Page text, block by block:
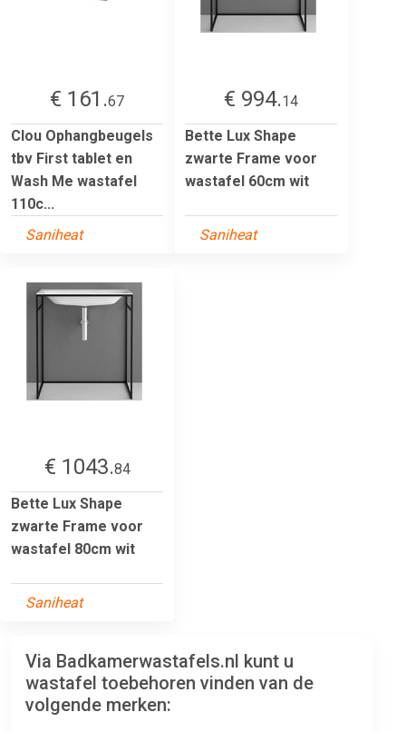
€ 161.67
Clou Ophangbeugels
tbv First tablet en
Wash Me wastafel
110c...
Saniheat
€ 994.14
Bette Lux Shape
zwarte Frame voor
wastafel 60cm wit
Saniheat
€ 1043.84
Bette Lux Shape
zwarte Frame voor
wastafel 80cm wit
Saniheat
Via Badkamerwastafels.nl kunt u
wastafel toebehoren vinden van de
volgende merken: